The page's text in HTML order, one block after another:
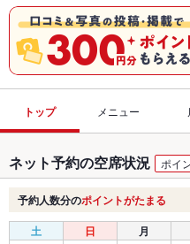
トップ メニュー
ネット予約の空席状況 ポイ
予約人数分のポイントがたまる
土 日 月